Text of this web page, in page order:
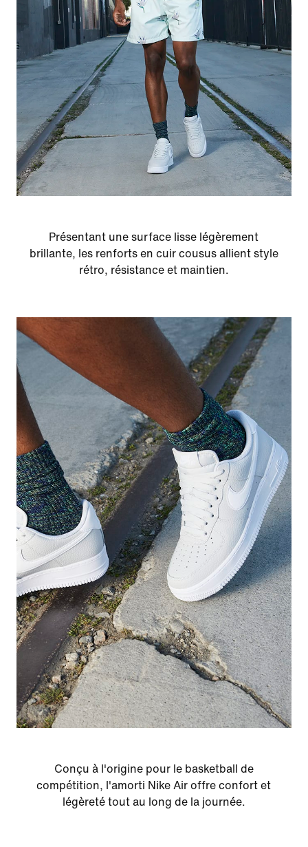
Présentant une surface lisse légèrement
brillante, les renforts en cuir cousus allient style
rétro, résistance et maintien.
Conçu à l'origine pour le basketball de
compétition, l'amorti Nike Air offre confort et
légèreté tout au long de la journée.